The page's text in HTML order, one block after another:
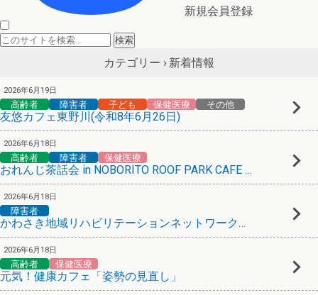
新規会員登録
カテゴリー › 新着情報
2026年6月19日
高齢者 障害者 子ども 保健医療 その他
友悠カフェ東野川(令和8年6月26日)
2026年6月18日
高齢者 障害者 保健医療
おれんじ茶話会 in NOBORITO ROOF PARK CAFE & BAR
2026年6月18日
障害者
かわさき地域リハビリテーションネットワーク研修会
2026年6月18日
高齢者 保健医療
元気！健康カフェ「姿勢の見直し」